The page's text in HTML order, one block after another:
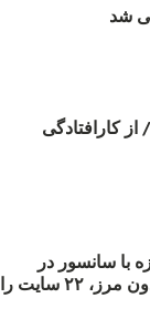
شد
کارافتادگی
با سانسور در
اینترنت: #آزادی هم‌آیند گزارشگران‌ بدون مرز، ۲۲ سایت را